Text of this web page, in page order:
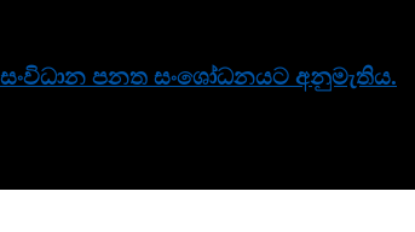
පනත සංශෝධනයට අනුමැතිය.